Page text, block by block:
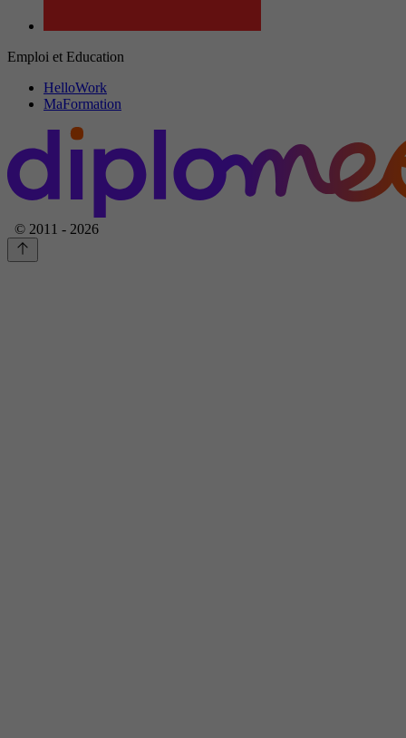
Emploi et Education
HelloWork
MaFormation
© 2011 - 2026